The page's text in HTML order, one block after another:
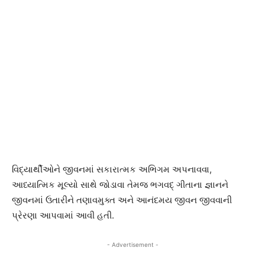
વિદ્યાર્થીઓને જીવનમાં સકારાત્મક અભિગમ અપનાવવા,
આધ્યાત્મિક મૂલ્યો સાથે જોડાવા તેમજ ભગવદ્ ગીતાના જ્ઞાનને
જીવનમાં ઉતારીને તણાવમુક્ત અને આનંદમય જીવન જીવવાની
પ્રેરણા આપવામાં આવી હતી.
- Advertisement -